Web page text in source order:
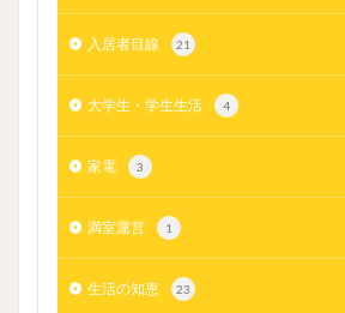
入居者目線 21
大学生・学生生活 4
家電 3
満室運営 1
生活の知恵 23